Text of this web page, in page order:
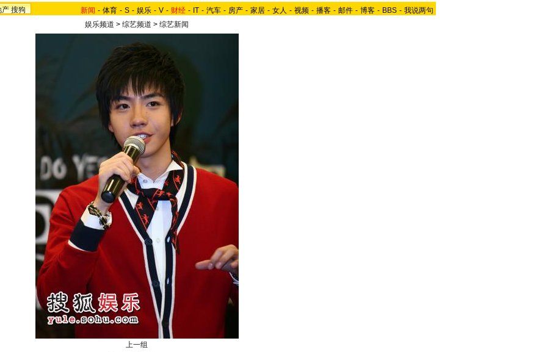
产 搜狗 新闻 - 体育 - S - 娱乐 - V - 财经 - IT - 汽车 - 房产 - 家居 - 女人 - 视频 - 播客 - 邮件 - 博客 - BBS - 我说两句
娱乐频道 > 综艺频道 > 综艺新闻
上一组